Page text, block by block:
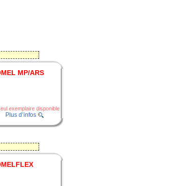
MP/ARS
exemplaire disponible
Plus d’infos